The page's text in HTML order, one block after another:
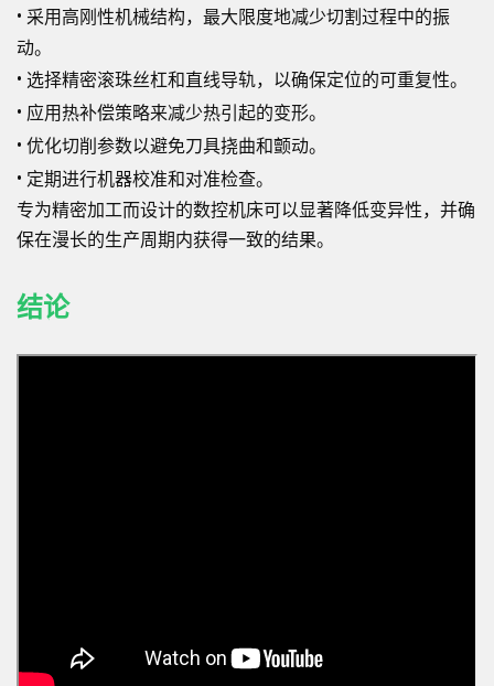
• 采用高刚性机械结构，最大限度地减少切割过程中的振
动。
• 选择精密滚珠丝杠和直线导轨，以确保定位的可重复性。
• 应用热补偿策略来减少热引起的变形。
• 优化切削参数以避免刀具挠曲和颤动。
• 定期进行机器校准和对准检查。
专为精密加工而设计的数控机床可以显著降低变异性，并确
保在漫长的生产周期内获得一致的结果。
结论